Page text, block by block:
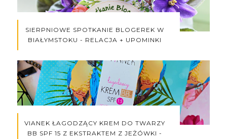
SIERPNIOWE SPOTKANIE BLOGEREK W
BIAŁYMSTOKU - RELACJA + UPOMINKI
VIANEK ŁAGODZĄCY KREM DO TWARZY
BB SPF 15 Z EKSTRAKTEM Z JEŻÓWKI -